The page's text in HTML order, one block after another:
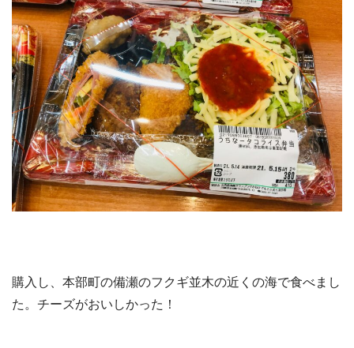
購入し、本部町の備瀬のフクギ並木の近くの海で食べまし
た。チーズがおいしかった！